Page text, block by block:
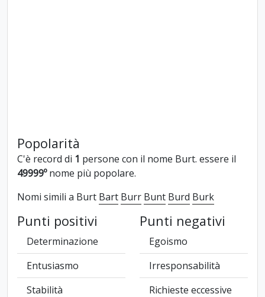
Popolarità
C'è record di 1 persone con il nome Burt. essere il
49999ºnome più popolare.
Nomi simili a Burt Bart Burr Bunt Burd Burk
Punti positivi
Determinazione
Entusiasmo
Stabilità
Punti negativi
Egoismo
Irresponsabilità
Richieste eccessive